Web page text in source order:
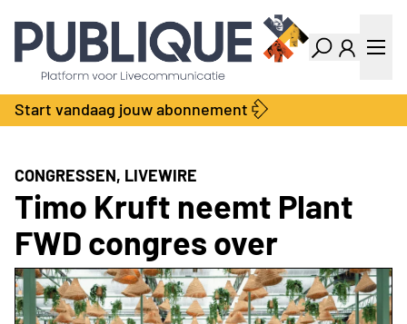
Industry Dashboard
Vacatures
Kalender
Producten
Bedrijvengids
Locatie Finder
Contact
Over ons
Adverteren
Abonnementen
Start vandaag jouw abonnement
CONGRESSEN, LIVEWIRE
Timo Kruft neemt Plant
FWD congres over